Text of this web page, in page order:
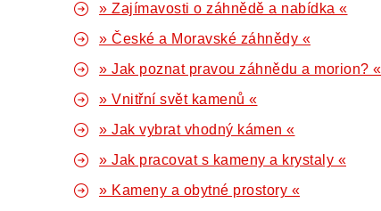
» Zajímavosti o záhnědě a nabídka «
» České a Moravské záhnědy «
» Jak poznat pravou záhnědu a morion? «
» Vnitřní svět kamenů «
» Jak vybrat vhodný kámen «
» Jak pracovat s kameny a krystaly «
» Kameny a obytné prostory «